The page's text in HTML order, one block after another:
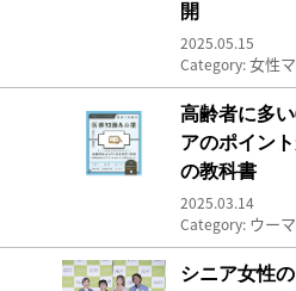
開
2025.05.15
Category:女性
高齢者に多い
高齢者に多
アのポイン
の教科書
2025.03.14
Category: ウー
シニア女性の
シニア女性